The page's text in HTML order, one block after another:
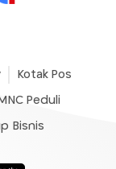
Kotak Pos
MNC Peduli
Bisnis